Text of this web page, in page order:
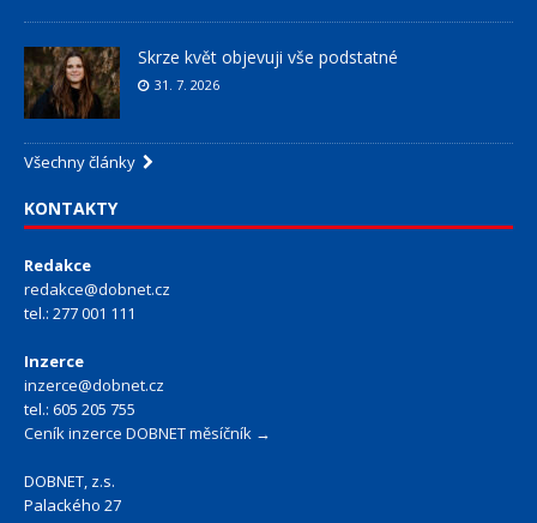
Skrze květ objevuji vše podstatné
31. 7. 2026
Všechny články
KONTAKTY
Redakce
redakce@dobnet.cz
tel.: 277 001 111
Inzerce
inzerce@dobnet.cz
tel.: 605 205 755
Ceník inzerce DOBNET měsíčník →
DOBNET, z.s.
Palackého 27